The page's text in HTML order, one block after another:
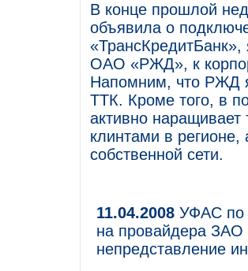
В конце прошлой
объявила о
ОАО «РЖД», к
Напомним, что РЖД
ТТК. Кроме того, в
активно наращивает
клинтами в
собственной сети.
11.04.2008 УФАС по
на провайдера ЗАО
непредставление